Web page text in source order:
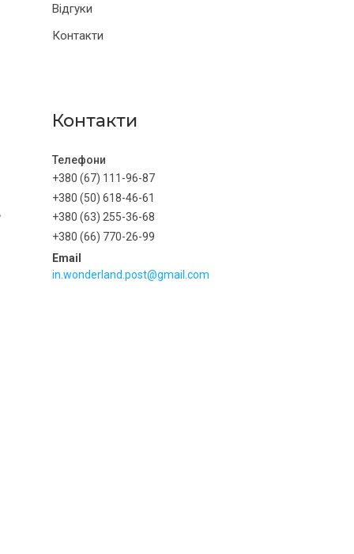
Відгуки
Контакти
Контакти
+380 (67) 111-96-87
+380 (50) 618-46-61
+380 (63) 255-36-68
+380 (66) 770-26-99
in.wonderland.post@gmail.com